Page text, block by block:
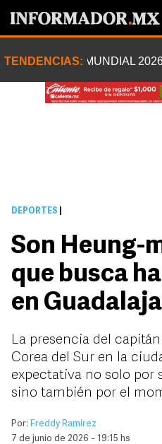
TENDENCIAS: MUNDIAL
DEPORTES
Son Heung-
que busca
en
La presencia del
Corea del Sur en la
expectativa no solo por
sino también por el
Por: Freddy Ramírez
7 de junio de 2026 - 19:15 hs